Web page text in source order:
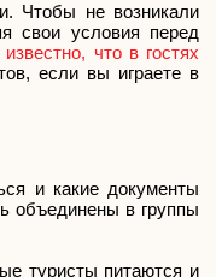
Чтобы не возникали
свои условия перед
что в гостях
если вы играете в
и какие документы
объединены в группы
туристы питаются и